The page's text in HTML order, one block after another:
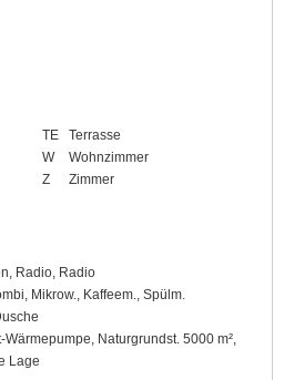
TE
Terrasse
W
Wohnzimmer
Z
Zimmer
Radio, Radio
Mikrow., Kaffeem., Spülm.
Naturgrundst. 5000 m²,
Lage